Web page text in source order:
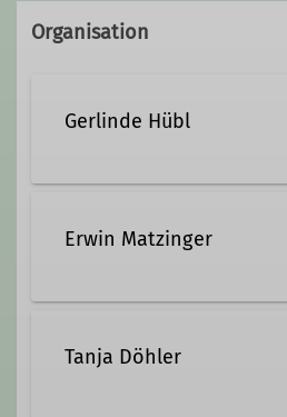
Organisation
Gerlinde Hübl
marktschwaben.de
Erwin Matzinger
marktschwaben.de
Tanja Döhler